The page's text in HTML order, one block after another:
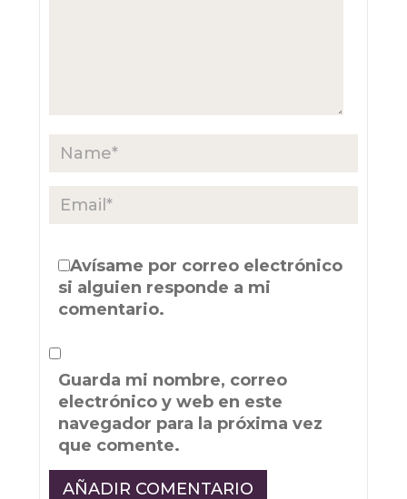
Avísame por correo electrónico
si alguien responde a mi
comentario.
Guarda mi nombre, correo
electrónico y web en este
navegador para la próxima vez
que comente.